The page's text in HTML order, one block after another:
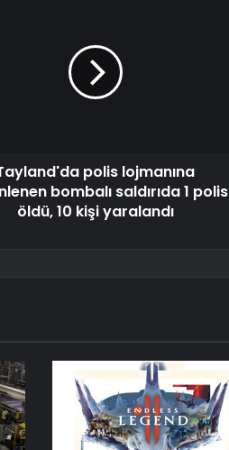
polis lojmanına
bombalı saldırıda 1 polis
öldü, 10 kişi yaralandı